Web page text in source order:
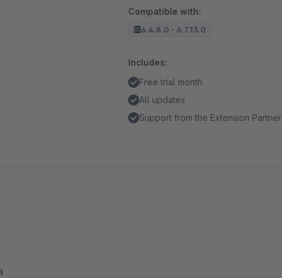
Compatible with:
6.4.8.0 - 6.7.13.0
Includes:
Free trial month
All updates
Support from the Extension Partner